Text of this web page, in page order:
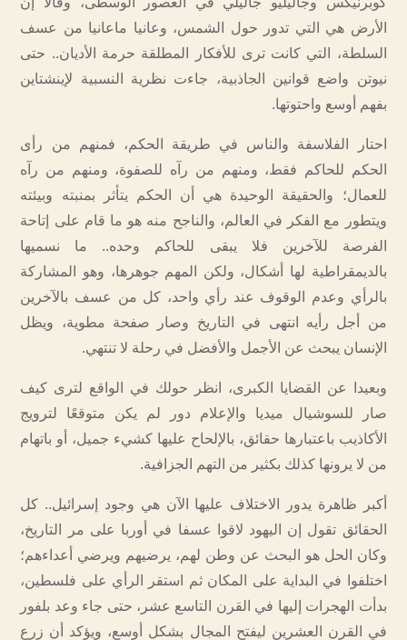
الأرض هي التي تدور حول الشمس، وعانيا ماعانيا من عسف
السلطة، التي كانت ترى للأفكار المطلقة حرمة الأديان.. حتى
نيوتن واضع قوانين الجاذبية، جاءت نظرية النسبية لإينشتاين
بفهم أوسع واحتوتها.
احتار الفلاسفة والناس في طريقة الحكم، فمنهم من رأى
الحكم للحاكم فقط، ومنهم من رآه للصفوة، ومنهم من رآه
للعمال؛ والحقيقة الوحيدة هي أن الحكم يتأثر بمنبته وبيئته
ويتطور مع الفكر في العالم، والناجح منه هو ما قام على إتاحة
الفرصة للآخرين فلا يبقى للحاكم وحده.. ما نسميها
بالديمقراطية لها أشكال، ولكن المهم جوهرها، وهو المشاركة
بالرأي وعدم الوقوف عند رأي واحد، كل من عسف بالآخرين
من أجل رأيه انتهى في التاريخ وصار صفحة مطوية، ويظل
الإنسان يبحث عن الأجمل والأفضل في رحلة لا تنتهي.
وبعيدا عن القضايا الكبرى، انظر حولك في الواقع لترى كيف
صار للسوشيال ميديا والإعلام دور لم يكن متوقعًا لترويج
الأكاذيب باعتبارها حقائق، بالإلحاح عليها كشيء جميل، أو باتهام
من لا يرونها كذلك بكثير من التهم الجزافية.
أكبر ظاهرة يدور الاختلاف عليها الآن هي وجود إسرائيل.. كل
الحقائق تقول إن اليهود لاقوا عسفا في أوربا على مر التاريخ،
وكان الحل هو البحث عن وطن لهم، يرضيهم ويرضي أعداءهم؛
اختلفوا في البداية على المكان ثم استقر الرأي على فلسطين،
بدأت الهجرات إليها في القرن التاسع عشر، حتى جاء وعد بلفور
في القرن العشرين ليفتح المجال بشكل أوسع، ويؤكد أن زرع